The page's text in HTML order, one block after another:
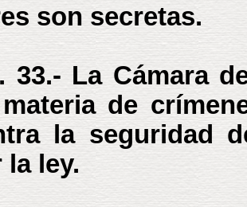
son secretas.
33.- La Cámara
de
la seguridad
la ley.